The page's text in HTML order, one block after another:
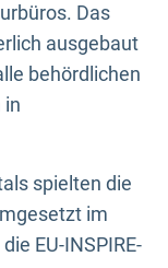
Das
ausgebaut
behördlichen
in
spielten die
im
EU-INSPIRE-